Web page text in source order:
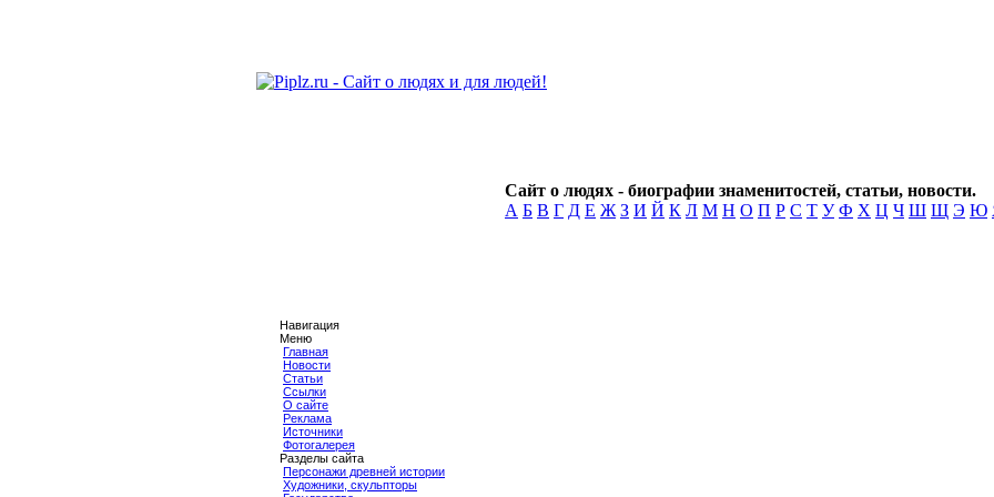
Сайт о людях - биографии знаменитостей, статьи, новости.
А Б В Г Д Е Ж З И Й К Л М Н О П Р С Т У Ф Х Ц Ч Ш Щ Э Ю
Навигация
Меню
Главная
Новости
Статьи
Ссылки
О сайте
Реклама
Источники
Фотогалерея
Разделы сайта
Персонажи древней истории
Художники, скульпторы